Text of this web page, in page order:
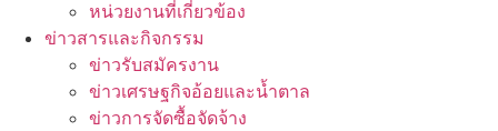
หน่วยงานที่เกี่ยวข้อง
ข่าวสารและกิจกรรม
ข่าวรับสมัครงาน
ข่าวเศรษฐกิจอ้อยและน้ำตาล
ข่าวการจัดซื้อจัดจ้าง